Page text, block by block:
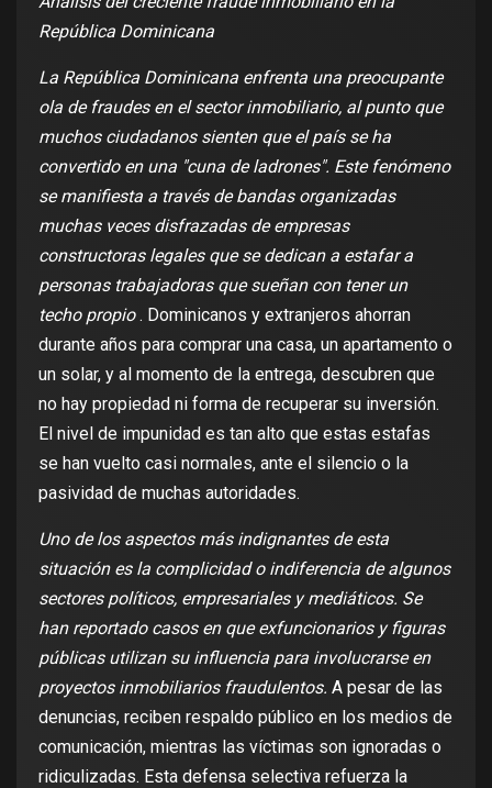
República Dominicana
La República Dominicana enfrenta una preocupante
ola de fraudes en el sector inmobiliario, al punto que
muchos ciudadanos sienten que el país se ha
convertido en una "cuna de ladrones". Este fenómeno
se manifiesta a través de bandas organizadas
muchas veces disfrazadas de empresas
constructoras legales que se dedican a estafar a
personas trabajadoras que sueñan con tener un
techo propio. Dominicanos y extranjeros ahorran
durante años para comprar una casa, un apartamento o
un solar, y al momento de la entrega, descubren que
no hay propiedad ni forma de recuperar su inversión.
El nivel de impunidad es tan alto que estas estafas
se han vuelto casi normales, ante el silencio o la
pasividad de muchas autoridades.
Uno de los aspectos más indignantes de esta
situación es la complicidad o indiferencia de algunos
sectores políticos, empresariales y mediáticos. Se
han reportado casos en que exfuncionarios y figuras
públicas utilizan su influencia para involucrarse en
proyectos inmobiliarios fraudulentos. A pesar de las
denuncias, reciben respaldo público en los medios de
comunicación, mientras las víctimas son ignoradas o
ridiculizadas. Esta defensa selectiva refuerza la